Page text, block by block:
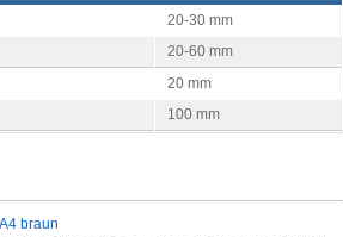
20-30 mm
20-60 mm
20 mm
100 mm
braun